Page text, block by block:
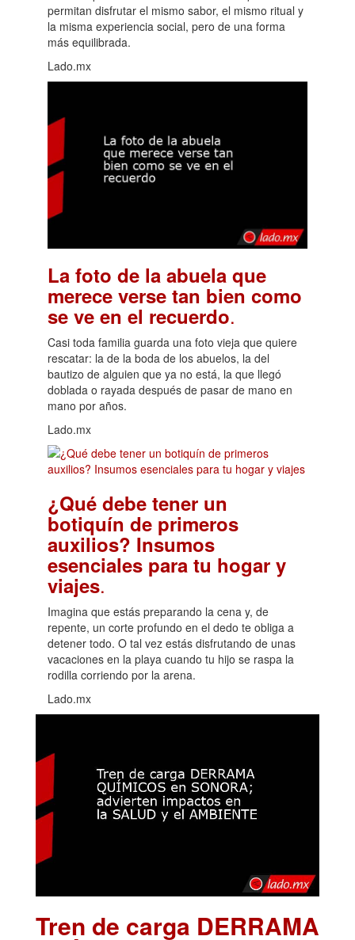
permitan disfrutar el mismo sabor, el mismo ritual y
la misma experiencia social, pero de una forma
más equilibrada.
Lado.mx
La foto de la abuela que
merece verse tan bien como
se ve en el recuerdo.
Casi toda familia guarda una foto vieja que quiere
rescatar: la de la boda de los abuelos, la del
bautizo de alguien que ya no está, la que llegó
doblada o rayada después de pasar de mano en
mano por años.
Lado.mx
¿Qué debe tener un
botiquín de primeros
auxilios? Insumos
esenciales para tu hogar y
viajes.
Imagina que estás preparando la cena y, de
repente, un corte profundo en el dedo te obliga a
detener todo. O tal vez estás disfrutando de unas
vacaciones en la playa cuando tu hijo se raspa la
rodilla corriendo por la arena.
Lado.mx
Tren de carga DERRAMA